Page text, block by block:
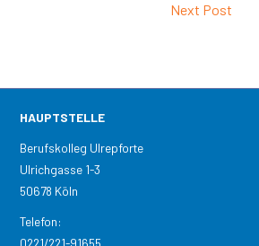
Next Post
HAUPTSTELLE
Berufskolleg Ulrepforte
Ulrichgasse 1-3
50678 Köln
Telefon:
0221/221-91655